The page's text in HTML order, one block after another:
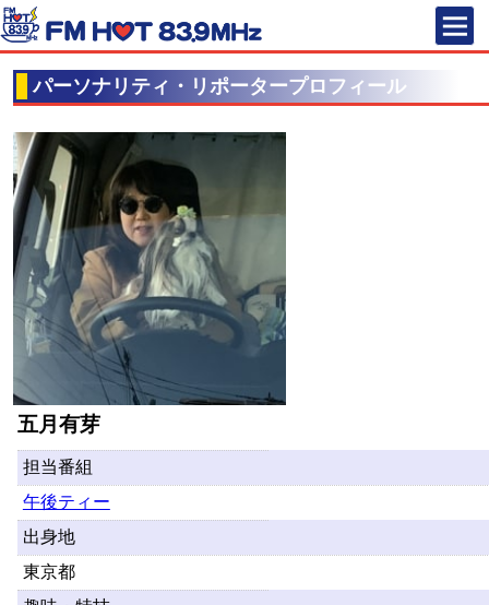
FM HOT
パーソナリティ・リポータープロフィール
五月有芽
担当番組
午後ティー
出身地
東京都